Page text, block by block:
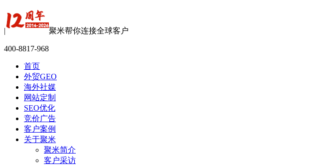
| 聚米帮你连接全球客户
400-8817-968
首页
外贸GEO
海外社媒
网站定制
SEO优化
竞价广告
客户案例
关于聚米
聚米简介
客户采访